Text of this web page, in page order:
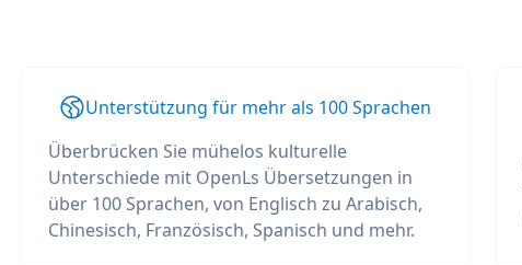
Unterstützung für mehr als 100 Sprachen
Überbrücken Sie mühelos kulturelle
Unterschiede mit OpenLs Übersetzungen in
über 100 Sprachen, von Englisch zu Arabisch,
Chinesisch, Französisch, Spanisch und mehr.